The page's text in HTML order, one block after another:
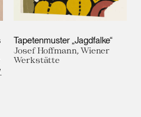
Tapetenmuster „Jagdfalke“
Josef Hoffmann, Wiener
Werkstätte